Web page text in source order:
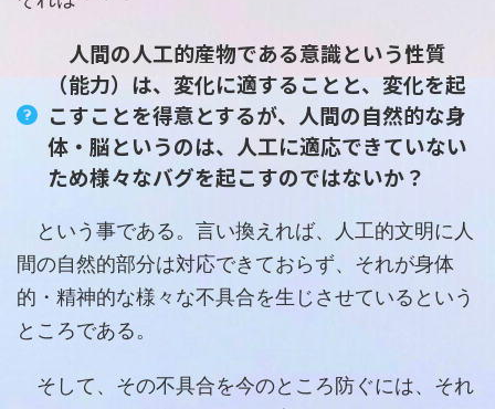
人間の人工的産物である意識という性質
（能力）は、変化に適することと、変化を起
こすことを得意とするが、人間の自然的な身
体・脳というのは、人工に適応できていない
ため様々なバグを起こすのではないか？
という事である。言い換えれば、人工的文明に人
間の自然的部分は対応できておらず、それが身体
的・精神的な様々な不具合を生じさせているという
ところである。
そして、その不具合を今のところ防ぐには、それ